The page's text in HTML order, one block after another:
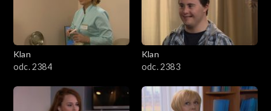
1701–1800
1601–1700
1501–1600
Klan
odc. 2384
Klan
odc. 2383